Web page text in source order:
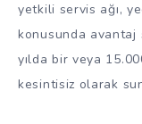
yetkili servis ağı,
konusunda avantaj
yılda bir veya
kesintisiz olarak